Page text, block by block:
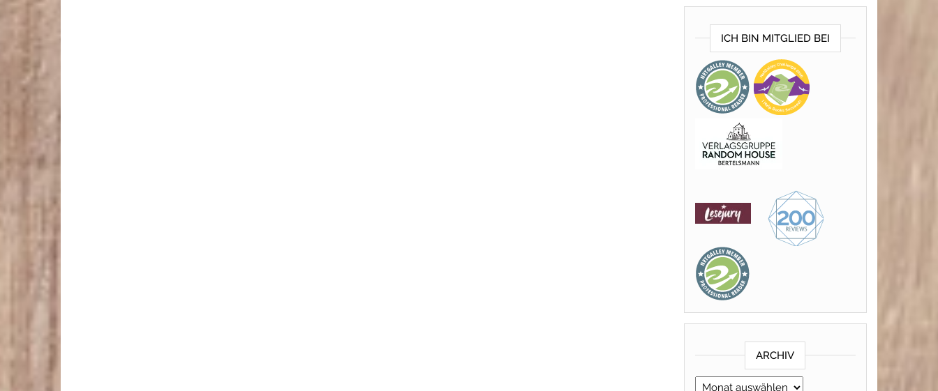
ICH BIN MITGLIED BEI
ARCHIV
Archiv